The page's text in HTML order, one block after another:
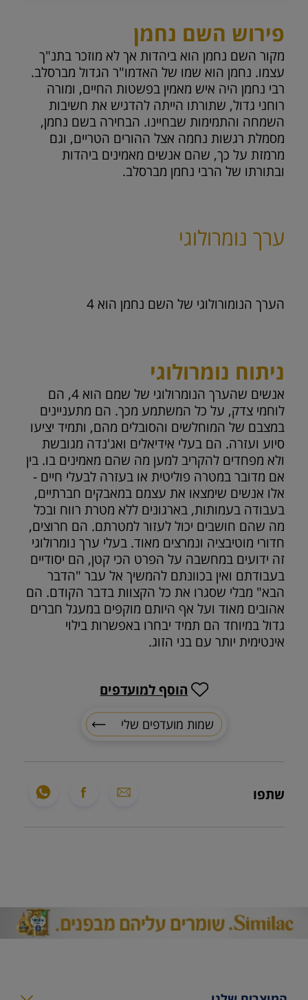
פירוש השם נחמן
מקור השם נחמן הוא ביהדות אך לא מוזכר בתנ"ך
עצמו. נחמן הוא שמו של האדמו"ר הגדול מברסלב.
רבי נחמן היה איש מאמין בפשטות החיים, ומורה
רוחני גדול, שתורתו הייתה להדגיש את חשיבות
השמחה והתמימות שבחיינו. הבחירה בשם נחמן,
מסמלת רגשות נחמה אצל ההורים הטריים, וגם
מרמזת על כך, שהם אנשים מאמינים ביהדות
ובתורתו של הרבי נחמן מברסלב.
ערך נומרולוגי
הערך הנומורולוגי של השם נחמן הוא4
ניתוח נומרולוגי
אנשים שהערך הנומרולוגי של שמם הוא 4, הם
לוחמי צדק, על כל המשתמע מכך. הם מתעניינים
במצבם של המוחלשים והסובלים מהם, ותמיד יציעו
סיוע ועזרה. הם בעלי אידיאלים ואג'נדה מגובשת
ולא מפחדים להקריב למען מה שהם מאמינים בו. בין
אם מדובר במטרה פוליטית או בעזרה לבעלי חיים -
אלו אנשים שימצאו את עצמם במאבקים חברתיים,
בעבודה בעמותות, בארגונים ללא מטרת רווח ובכל
מה שהם חושבים יכול לעזור למטרתם. הם חרוצים,
חדורי מוטיבציה ונמרצים מאוד. בעלי ערך נומרולוגי
זה ידועים במחשבה על הפרט הכי קטן, הם יסודיים
בעבודתם ואין בכוונתם להמשיך אל עבר "הדבר
הבא" מבלי שסגרו את כל הקצוות בדבר הקודם. הם
אהובים מאוד ועל אף היותם מוקפים במעגל חברים
גדול במיוחד הם תמיד יבחרו באפשרות בילוי
אינטימית יותר עם בני הזוג.
שתפו
שמות מועדפים שלי
הוסף למועדפים